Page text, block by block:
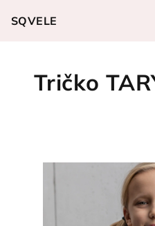
SQVELE
Tričko